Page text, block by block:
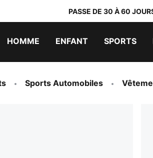
PASSE DE 30 À 60
HOMME ENFANT SPORTS
Sports Automobiles